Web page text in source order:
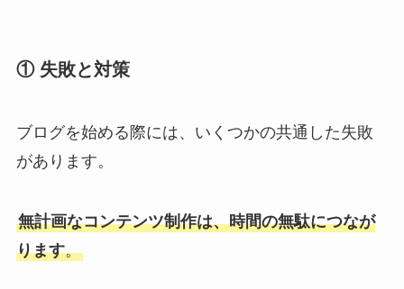
① 失敗と対策
ブログを始める際には、いくつかの共通した失敗
があります。
無計画なコンテンツ制作は、時間の無駄につなが
ります。